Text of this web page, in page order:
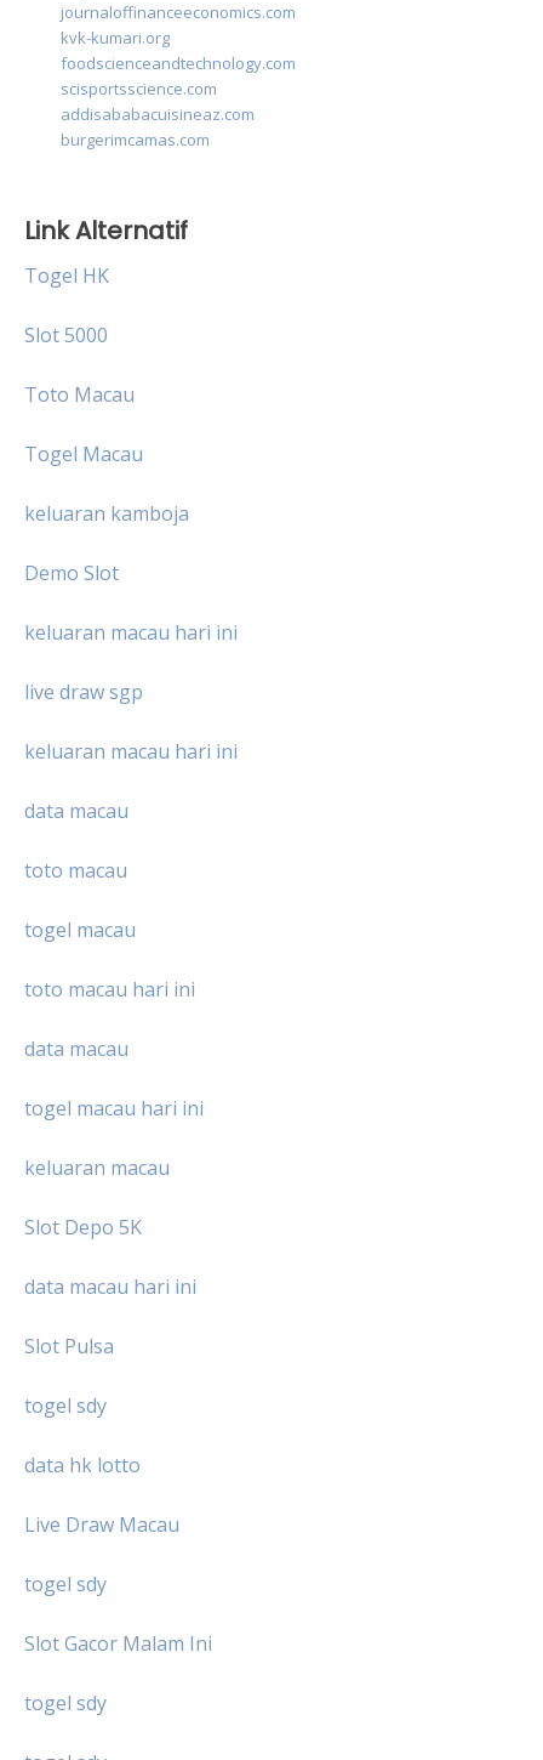
journaloffinanceeconomics.com
kvk-kumari.org
foodscienceandtechnology.com
scisportsscience.com
addisababacuisineaz.com
burgerimcamas.com
Link Alternatif
Togel HK
Slot 5000
Toto Macau
Togel Macau
keluaran kamboja
Demo Slot
keluaran macau hari ini
live draw sgp
keluaran macau hari ini
data macau
toto macau
togel macau
toto macau hari ini
data macau
togel macau hari ini
keluaran macau
Slot Depo 5K
data macau hari ini
Slot Pulsa
togel sdy
data hk lotto
Live Draw Macau
togel sdy
Slot Gacor Malam Ini
togel sdy